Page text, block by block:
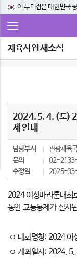
이 누리집은 대한민국
체육사업 새소식
2024. 5. 4. (토)
제 안내
담당부서 관광체육국
문의
02-
수정일
2025-
2024 여성마라톤대회
동안 교통통제가 실시
ㅇ 대회명칭: 2024 여
ㅇ 개최일시: 2024.